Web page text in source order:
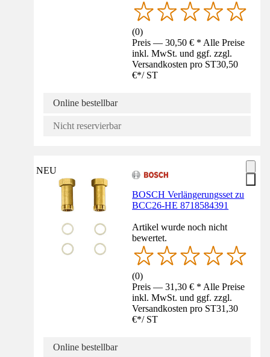
(0)
Preis — 30,50 € * Alle Preise
inkl. MwSt. und ggf. zzgl.
Versandkosten pro ST30,50
€*/ ST
Online bestellbar
Nicht reservierbar
NEU
BOSCH Verlängerungsset zu
BCC26-HE 8718584391
Artikel wurde noch nicht
bewertet.
(0)
Preis — 31,30 € * Alle Preise
inkl. MwSt. und ggf. zzgl.
Versandkosten pro ST31,30
€*/ ST
Online bestellbar